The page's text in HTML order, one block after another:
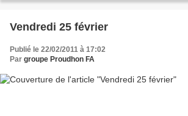
Vendredi 25 février
Publié le 22/02/2011 à 17:02
Par groupe Proudhon FA